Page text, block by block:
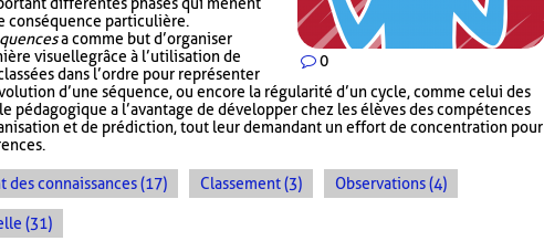
0
différentes phases qui mènent
conséquence particulière.
a comme but d’organiser
visuellegrâce à l’utilisation de
dans l’ordre pour représenter
d’une séquence, ou encore la régularité d’un cycle, comme celui des
pédagogique a l’avantage de développer chez les élèves des compétences
et de prédiction, tout leur demandant un effort de concentration pour
connaissances (17) Classement (3) Observations (4)
(31)